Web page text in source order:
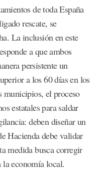
de toda España
rescate, se
La inclusión en este
a que ambos
persistente un
a los 60 días en los
municipios, el proceso
estatales para saldar
deben diseñar un
Hacienda debe validar
medida busca corregir
la economía local.